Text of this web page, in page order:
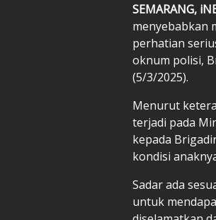
SEMARANG,
menyebabkan
perhatian
oknum polisi,
(5/3/2025).
Menurut
terjadi pada
kepada
kondisi
Sadar ada
untuk